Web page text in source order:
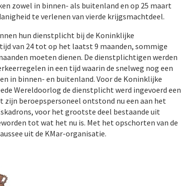
zowel in binnen- als buitenland en op 25 maart
te verlenen van vierde krijgsmachtdeel.
hun dienstplicht bij de Koninklijke
van 24 tot op het laatst 9 maanden, sommige
moeten dienen. De dienstplichtigen werden
in een tijd waarin de snelweg nog een
in binnen- en buitenland. Voor de Koninklijke
Wereldoorlog de dienstplicht werd ingevoerd een
zijn beroepspersoneel ontstond nu een aan het
voor het grootste deel bestaande uit
tot wat het nu is. Met het opschorten van de
uit de KMar-organisatie.